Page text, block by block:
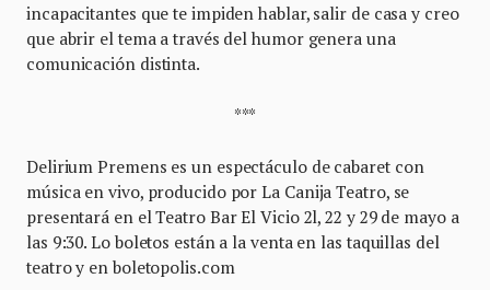
incapacitantes que te impiden hablar, salir de casa y creo
que abrir el tema a través del humor genera una
comunicación distinta.
***
Delirium Premens es un espectáculo de cabaret con
música en vivo, producido por La Canija Teatro, se
presentará en el Teatro Bar El Vicio 2l, 22 y 29 de mayo a
las 9:30. Lo boletos están a la venta en las taquillas del
teatro y en boletopolis.com